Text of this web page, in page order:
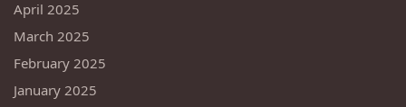
April 2025
March 2025
February 2025
January 2025